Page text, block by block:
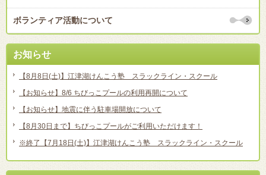
ボランティア活動について
お知らせ
【8月8日(土)】江津湖けんこう塾 スラックライン・スクール
【お知らせ】8/6 ちびっこプールの利用再開について
【お知らせ】地震に伴う駐車場開放について
【8月30日まで】ちびっこプールがご利用いただけます！
※終了【7月18日(土)】江津湖けんこう塾 スラックライン・スクール